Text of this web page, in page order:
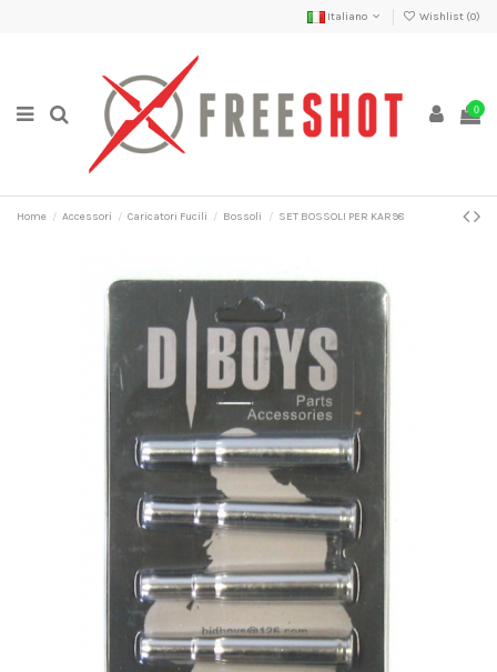
Italiano Wishlist (0)
0
Home Accessori Caricatori Fucili Bossoli SET BOSSOLI PER KAR98